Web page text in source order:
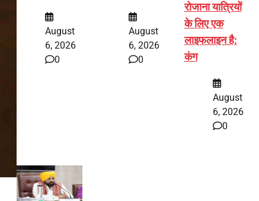
August
6, 2026
0
August
6, 2026
0
रोजाना यात्रियों
के लिए एक
लाइफलाइन है:
कंग
August
6, 2026
0